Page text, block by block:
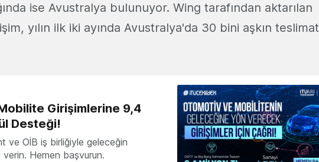
ise Avustralya bulunuyor. Wing tarafından aktarılan
yılın ilk iki ayında Avustralya'da 30 bini aşkın teslimat
Girişimlerine 9,4
Desteği!
ve OİB iş birliğiyle geleceğin
Hemen başvurun.